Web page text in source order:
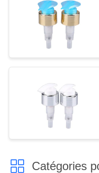
PRIVACY
Catégories